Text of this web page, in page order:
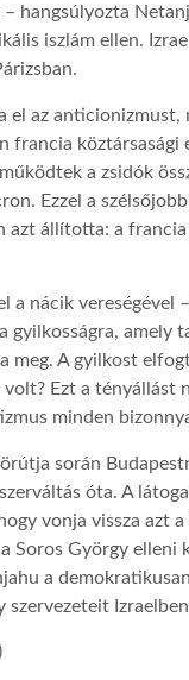
– hangsúlyozta
iszlám ellen.
el az
francia
a zsidók
Ezzel a
azt állította: a
a nácik vereségével
gyilkosságra, amely
meg. A gyilkost
volt? Ezt a
minden
során
óta. A
vonja vissza azt
Soros György elleni
a
szervezeteit